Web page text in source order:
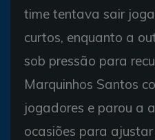
time tentava sair
curtos, enquanto a
sob pressão para
Marquinhos Santos
jogadores e parou a
ocasiões para